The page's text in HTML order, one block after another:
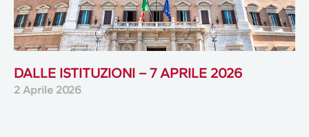
DALLE ISTITUZIONI – 7 APRILE 2026
2 Aprile 2026